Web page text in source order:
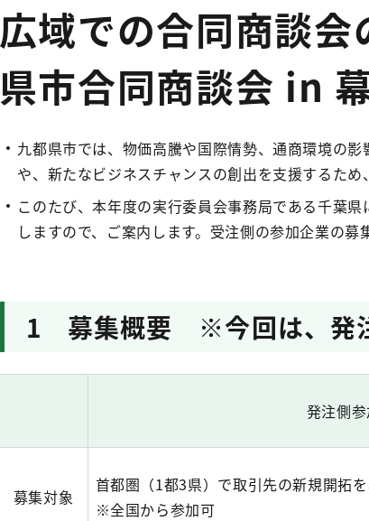
広域での合同商談
県市合同商談会 in
九都県市では、物価高騰や国際情勢、通商環境の
や、新たなビジネスチャンスの創出を支援するため
このたび、本年度の実行委員会事務局である千葉県
しますので、ご案内します。受注側の参加企業の募
1 募集概要 ※今回は、発注
発注側
募集対象
首都圏（1都3県）で取引先の新規開拓
※全国から参加可